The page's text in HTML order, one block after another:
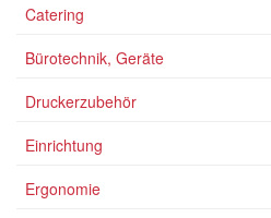
Catering
Bürotechnik, Geräte
Druckerzubehör
Einrichtung
Ergonomie